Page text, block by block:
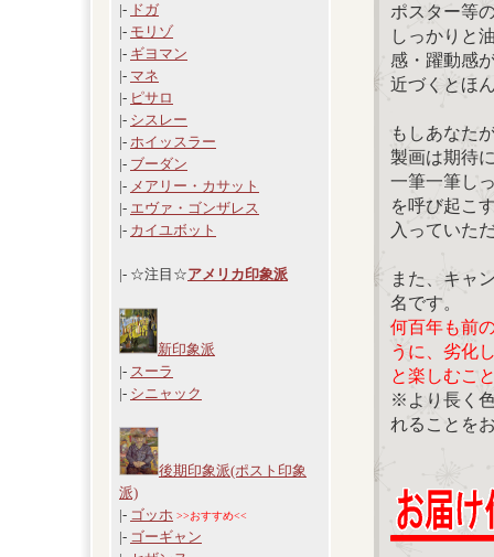
|- ドガ
|- モリゾ
|- ギヨマン
|- マネ
|- ピサロ
|- シスレー
|- ホイッスラー
|- ブーダン
|- メアリー・カサット
|- エヴァ・ゴンザレス
|- カイユボット
|- ☆注目☆アメリカ印象派
新印象派
|- スーラ
|- シニャック
後期印象派(ポスト印象
派)
|- ゴッホ >>おすすめ<<
|- ゴーギャン
ポスター等
しっかりと
感・躍動感
近づくとほ
もしあなた
製画は期待
一筆一筆し
を呼び起こ
入っていた
また、キャ
名です。
何百年も前
うに、劣化
と楽しむこ
※より長く
れることを